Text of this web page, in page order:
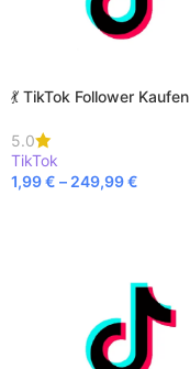
💃 TikTok Follower Kaufen
5.0
TikTok
1,99€ – 249,99€